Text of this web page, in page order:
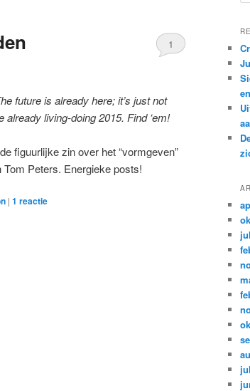
1
future is already here; it’s just not
living-doing 2015. Find ‘em!
figuurlijke zin over het “vormgeven”
Tom Peters. Energieke posts!
| 1 reactie
k
n